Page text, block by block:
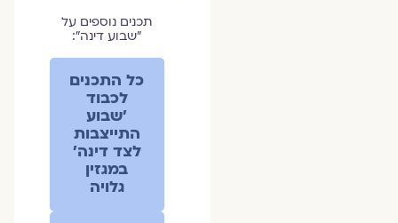
תכנים נוספים על
״שבוע דינה״:
כל התכנים
לכבוד
׳שבוע
התייצבות
לצד דינה׳
במגזין
גלויה